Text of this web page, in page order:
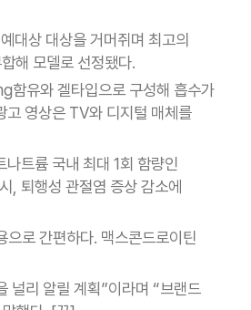
대상 대상을 거머쥐며 최고의
해 모델로 선정됐다.
함유와 겔타입으로 구성해 흡수가
고 영상은 TV와 디지털 매체를
트륨 국내 최대 1회 함량인
, 퇴행성 관절염 증상 감소에
으로 간편하다. 맥스콘드로이틴
널리 알릴 계획”이라며 “브랜드